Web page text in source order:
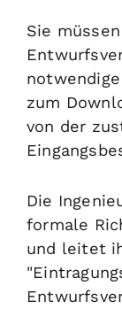
Sie
zum
von der
Die
formale
und leitet